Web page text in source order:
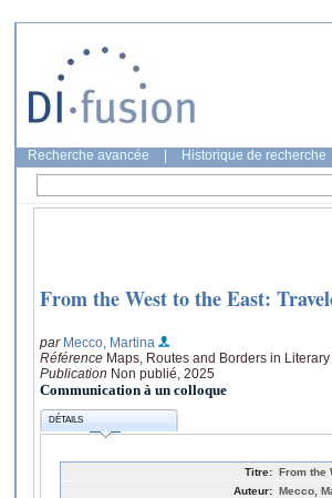
Recherche avancée Historique de recherche
From the West to the East:
par Mecco, Martina
Référence Maps, Routes and Borders in
Publication Non publié, 2025
Communication à un colloque
DÉTAILS
Titre: From the
Auteur: Mecco,